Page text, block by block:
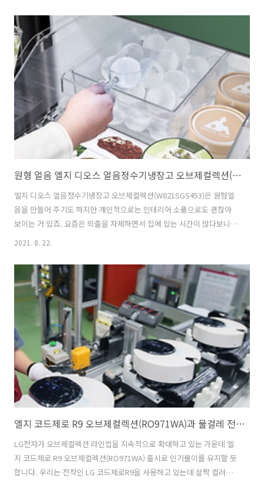
않았을까 싶어요. 이는 LG올레드TV의 최근 출하량 상승과 시장점유율
상승의 결과가 보여주는 듯 합니다. 그러나 개인적으로는 77인치 대형
사이즈 엘지 올레드TV의 5백만원대 가격은 예전에 비하면 상당히 저렴
해졌지만 여전히 아쉬운 부분입니다. 2013년 이후 최근 LG 올레드TV출
하량(판매량) 최고 상승세 LG전자가 2013년 세계최초 올레드TV를 출하
한 이후..
원형 얼음 엘지 디오스 얼음정수기냉장고 오브제컬렉션(W821SGS453)!! 크래프트 아이스 활용으로
엘지 디오스 얼음정수기냉장고 오브제컬렉션(W821SGS453)은 원형얼
음을 만들어 주기도 하지만 개인적으로는 인테리어 소품으로도 괜찮아
보이는 거 있죠. 요즘은 외출을 자제하면서 집에 있는 시간이 많다보니
는 트레이에 물을 부어 얼음으로 만들어 먹곤 했는데~ 이젠 옛말이 되었
네요. 아쉽게도 냉장고를 교체하려면 시간이 더 필요해 구경만 하고 있습
니다. 요즘은 혼수품목도 많이 바뀌고 있어 인기 품목에 원형 얼음을 만
드는 엘지 디오스 얼음정수기냉장고 오브제컬렉션도 들어가지 않을까
싶네요. 원형얼음 크래프트 아이스 인기는 해외부터 다양한 모양의 얼음
을 제공하는 냉장고나 정수기..
2021. 8. 22.
엘지 코드제로 R9 오브제컬렉션(RO971WA)과 물걸레 전용 로봇청소기 코드제로 M9 씽큐와 콜라보 청소
LG전자가 오브제컬렉션 라인업을 지속적으로 확대하고 있는 가운데 엘
지 코드제로 R9 오브제컬렉션(RO971WA) 출시로 인기몰이를 유지할 듯
합니다. 우리는 전작인 LG 코드제로R9을 사용하고 있는데 살짝 컬러부